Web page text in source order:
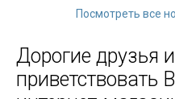
Посмотреть все
Дорогие друзья
приветствовать